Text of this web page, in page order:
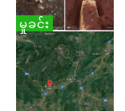
မှုခင်း